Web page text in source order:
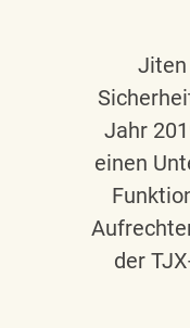
Jiten
Jahr
einen
der